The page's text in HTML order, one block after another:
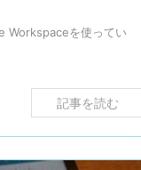
Workspaceを使ってい
記事を読む